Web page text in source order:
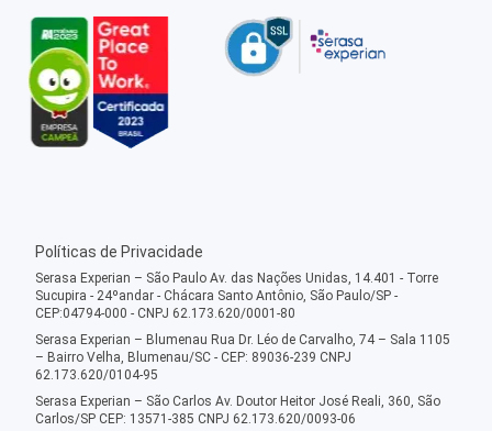
Políticas de Privacidade
Serasa Experian – São Paulo Av. das Nações Unidas, 14.401 - Torre
Sucupira - 24ºandar - Chácara Santo Antônio, São Paulo/SP -
CEP:04794-000 - CNPJ 62.173.620/0001-80
Serasa Experian – Blumenau Rua Dr. Léo de Carvalho, 74 – Sala 1105
– Bairro Velha, Blumenau/SC - CEP: 89036-239 CNPJ
62.173.620/0104-95
Serasa Experian – São Carlos Av. Doutor Heitor José Reali, 360, São
Carlos/SP CEP: 13571-385 CNPJ 62.173.620/0093-06